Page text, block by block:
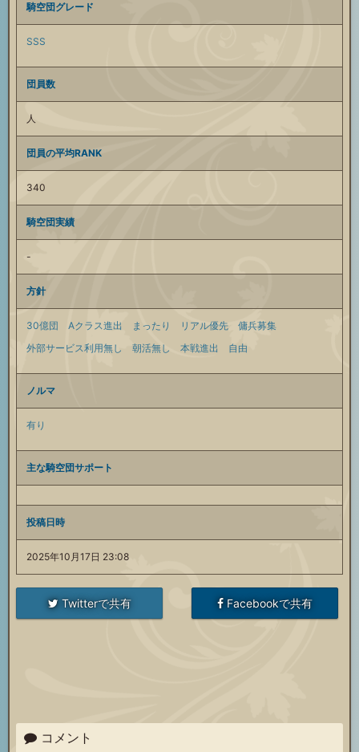
騎空団グレード
SSS
団員数
人
団員の平均RANK
340
騎空団実績
-
方針
30億団 Aクラス進出 まったり リアル優先
傭兵募集
外部サービス利用無し
朝活無し 本戦進出 自由
ノルマ
有り
主な騎空団サポート
投稿日時
2025年10月17日 23:08
Twitterで共有 Facebookで共有
コメント